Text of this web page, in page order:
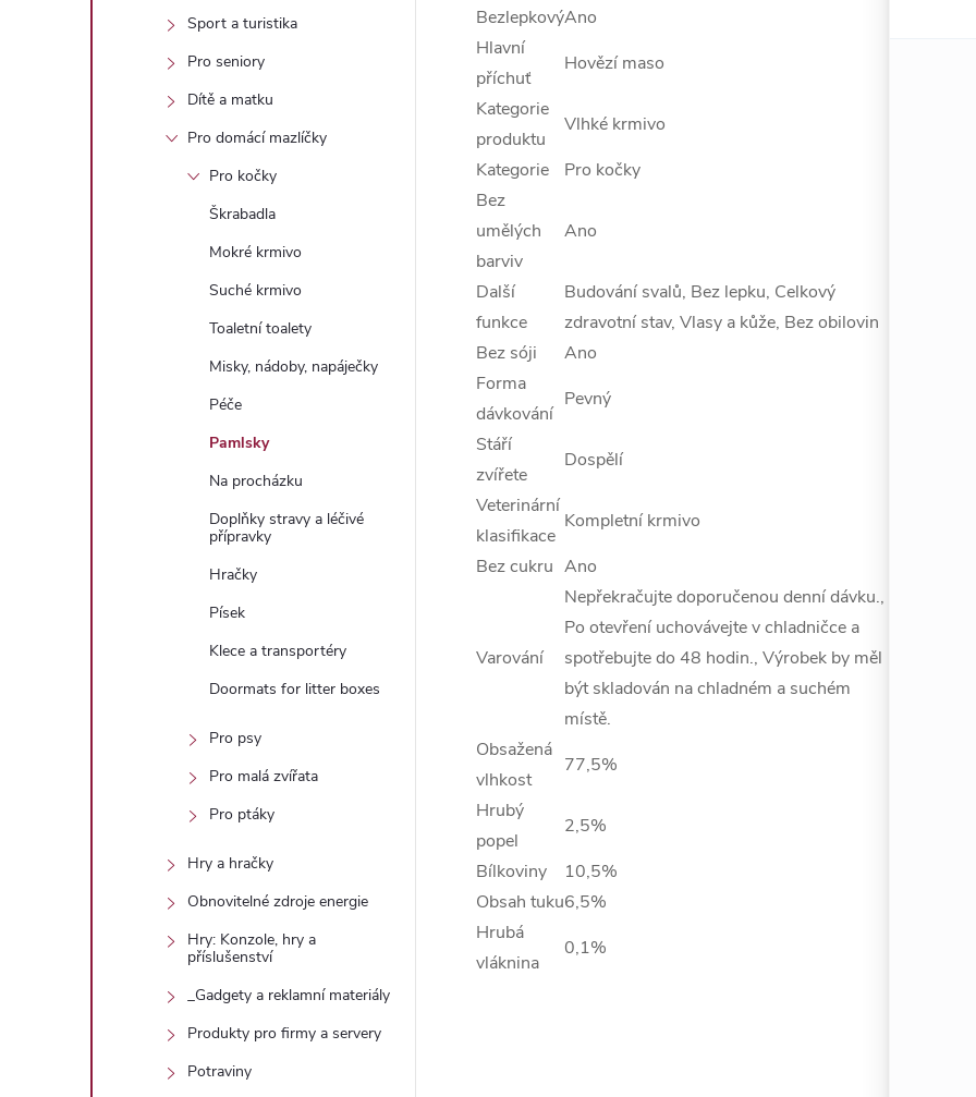
Sport a turistika
Pro seniory
Dítě a matku
Pro domácí mazlíčky
Pro kočky
Škrabadla
Mokré krmivo
Suché krmivo
Toaletní toalety
Misky, nádoby, napáječky
Péče
Pamlsky
Na procházku
Doplňky stravy a léčivé
přípravky
Hračky
Písek
Klece a transportéry
Doormats for litter boxes
Pro psy
Pro malá zvířata
Pro ptáky
Hry a hračky
Obnovitelné zdroje energie
Hry: Konzole, hry a
příslušenství
_Gadgety a reklamní materiály
Produkty pro firmy a servery
Potraviny
BezlepkovýAno
Hlavní
příchuť
Hovězí maso
Kategorie
produktu
Vlhké krmivo
Kategorie
Pro kočky
Bez
umělých
barviv
Ano
Další
funkce
Budování svalů, Bez lepku, Celkový
zdravotní stav, Vlasy a kůže, Bez obilovin
Bez sóji
Ano
Forma
dávkování
Pevný
Stáří
zvířete
Dospělí
Veterinární
klasifikace
Kompletní krmivo
Bez cukru Ano
Varování
Nepřekračujte doporučenou denní dávku.,
Po otevření uchovávejte v chladničce a
spotřebujte do 48 hodin., Výrobek by měl
být skladován na chladném a suchém
místě.
Obsažená
vlhkost
77,5%
Hrubý
popel
2,5%
Bílkoviny
10,5%
Obsah tuku6,5%
Hrubá
vláknina
0,1%